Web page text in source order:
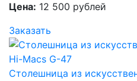
Цена: 12 500 рублей
Заказать
Столешница из